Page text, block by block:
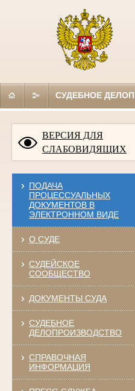
СУДЕБНОЕ
ВЕРСИЯ ДЛЯ
СЛАБОВИДЯЩИХ
ПОДАЧА
ПРОЦЕССУАЛЬНЫХ
ДОКУМЕНТОВ В
ЭЛЕКТРОННОМ ВИДЕ
О СУДЕ
СУДЕЙСКОЕ
СООБЩЕСТВО
ДОКУМЕНТЫ СУДА
СУДЕБНОЕ
ДЕЛОПРОИЗВОДСТВО
СПРАВОЧНАЯ
ИНФОРМАЦИЯ